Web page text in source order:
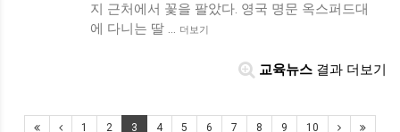
지 근처에서 꽃을 팔았다. 영국 명문 옥스퍼드대
에 다니는 딸 … 더보기
교육뉴스 결과 더보기
1 2 3 4 5 6 7 8 9 10